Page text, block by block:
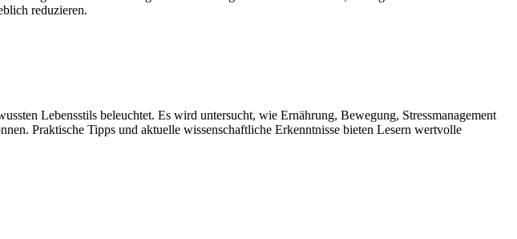
reduzieren.
Lebensstils beleuchtet. Es wird untersucht, wie Ernährung, Bewegung, Stressmanagement
Praktische Tipps und aktuelle wissenschaftliche Erkenntnisse bieten Lesern wertvolle